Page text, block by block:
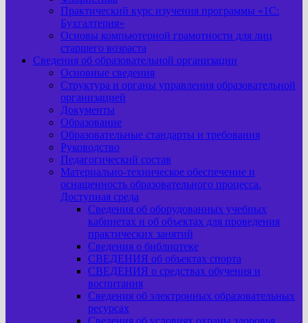
Практический курс изучения программы «1С:
Бухгалтерия»
Основы компьютерной грамотности для лиц
старшего возраста
Сведения об образовательной организации
Основные сведения
Структура и органы управления образовательной
организацией
Документы
Образование
Образовательные стандарты и требования
Руководство
Педагогический состав
Материально-техническое обеспечение и
оснащенность образовательного процесса.
Доступная среда
Сведения об оборудованных учебных
кабинетах и об объектах для проведения
практических занятий
Сведения о библиотеке
СВЕДЕНИЯ об объектах спорта
СВЕДЕНИЯ о средствах обучения и
воспитания
Сведения об электронных образовательных
ресурсах
Сведения об условиях охраны здоровья